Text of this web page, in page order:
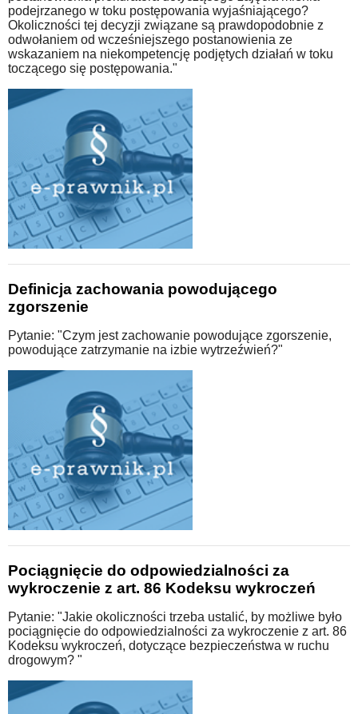
podejrzanego w toku postępowania wyjaśniającego?
Okoliczności tej decyzji związane są prawdopodobnie z
odwołaniem od wcześniejszego postanowienia ze
wskazaniem na niekompetencję podjętych działań w toku
toczącego się postępowania."
Definicja zachowania powodującego
zgorszenie
Pytanie: "Czym jest zachowanie powodujące zgorszenie,
powodujące zatrzymanie na izbie wytrzeźwień?"
Pociągnięcie do odpowiedzialności za
wykroczenie z art. 86 Kodeksu wykroczeń
Pytanie: "Jakie okoliczności trzeba ustalić, by możliwe było
pociągnięcie do odpowiedzialności za wykroczenie z art. 86
Kodeksu wykroczeń, dotyczące bezpieczeństwa w ruchu
drogowym? "